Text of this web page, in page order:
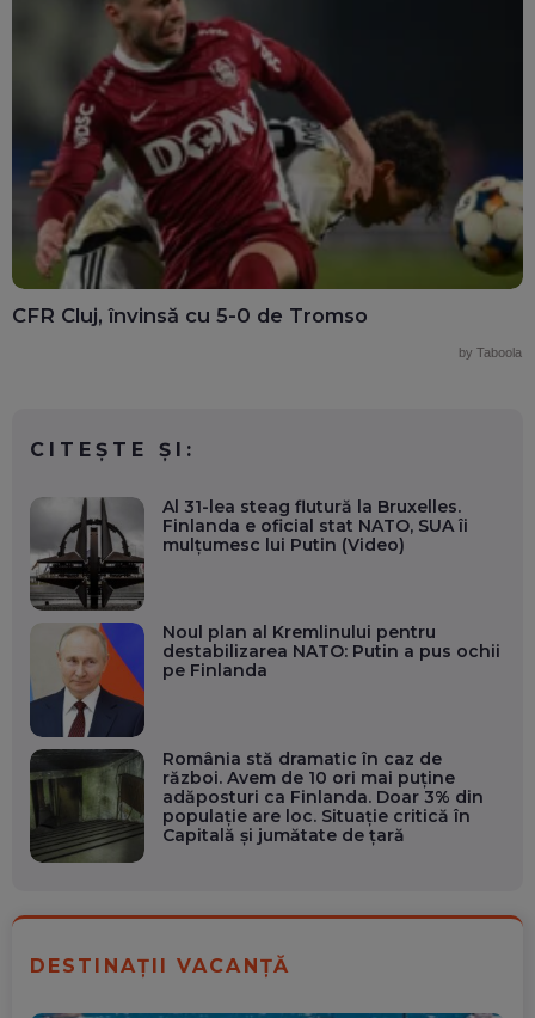
CFR Cluj, învinsă cu 5-0 de Tromso
by Taboola
CITEȘTE ȘI:
Al 31-lea steag flutură la Bruxelles.
Finlanda e oficial stat NATO, SUA îi
mulțumesc lui Putin (Video)
Noul plan al Kremlinului pentru
destabilizarea NATO: Putin a pus ochii
pe Finlanda
România stă dramatic în caz de
război. Avem de 10 ori mai puține
adăposturi ca Finlanda. Doar 3% din
populație are loc. Situație critică în
Capitală și jumătate de țară
DESTINAȚII VACANȚĂ